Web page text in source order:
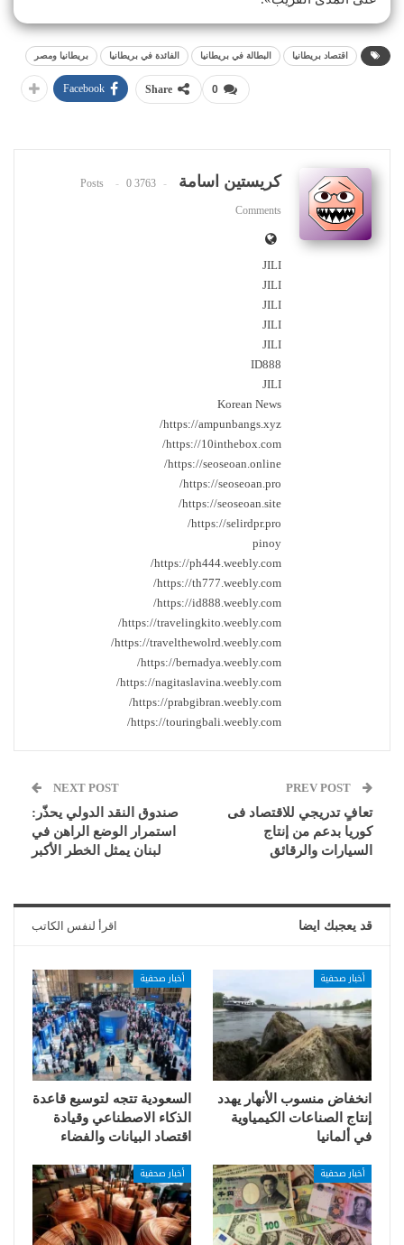
اقتصاد بريطانيا البطالة في بريطانيا الفائدة في بريطانيا بريطانيا ومصر
0
Share
Facebook
كريستين اسامة 3763 Posts
0
Comments
JILI
JILI
JILI
JILI
JILI
ID888
JILI
Korean News
https://ampunbangs.xyz/
https://10inthebox.com/
https://seoseoan.online/
https://seoseoan.pro/
https://seoseoan.site/
https://selirdpr.pro/
pinoy
https://ph444.weebly.com/
https://th777.weebly.com/
https://id888.weebly.com/
https://travelingkito.weebly.com/
https://travelthewolrd.weebly.com/
https://bernadya.weebly.com/
https://nagitaslavina.weebly.com/
https://prabgibran.weebly.com/
https://touringbali.weebly.com/
تعافٍ تدريجي للاقتصاد فى
كوريا بدعم من إنتاج
السيارات والرقائق
NEXT POST
صندوق النقد الدولي يحذّر:
استمرار الوضع الراهن في
لبنان يمثل الخطر الأكبر
قد يعجبك ايضا اقرأ لنفس الكاتب
أخبار صحفية
انخفاض منسوب الأنهار يهدد
إنتاج الصناعات الكيمياوية
في ألمانيا
أخبار صحفية
السعودية تتجه لتوسيع قاعدة
الذكاء الاصطناعي وقيادة
اقتصاد البيانات والفضاء
أخبار صحفية أخبار صحفية